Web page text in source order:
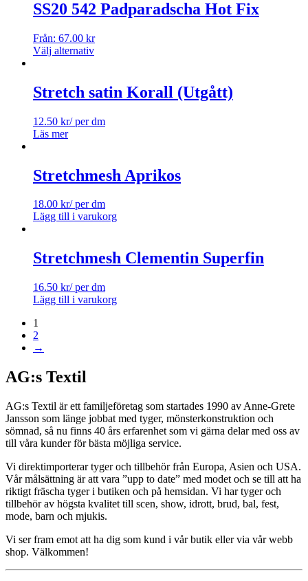
SS20 542 Padparadscha Hot Fix
Från: 67.00 kr
Välj alternativ
Stretch satin Korall (Utgått)
12.50 kr/ per dm
Läs mer
Stretchmesh Aprikos
18.00 kr/ per dm
Lägg till i varukorg
Stretchmesh Clementin Superfin
16.50 kr/ per dm
Lägg till i varukorg
1
2
→
AG:s Textil
AG:s Textil är ett familjeföretag som startades 1990 av Anne-Grete
Jansson som länge jobbat med tyger, mönsterkonstruktion och
sömnad, så nu finns 40 års erfarenhet som vi gärna delar med oss av
till våra kunder för bästa möjliga service.
Vi direktimporterar tyger och tillbehör från Europa, Asien och USA.
Vår målsättning är att vara ”upp to date” med modet och se till att ha
riktigt fräscha tyger i butiken och på hemsidan. Vi har tyger och
tillbehör av högsta kvalitet till scen, show, idrott, brud, bal, fest,
mode, barn och mjukis.
Vi ser fram emot att ha dig som kund i vår butik eller via vår webb
shop. Välkommen!